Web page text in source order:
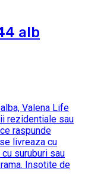
alb
Valena Life
rezidentiale sau
raspunde
livreaza cu
suruburi sau
Insotite de